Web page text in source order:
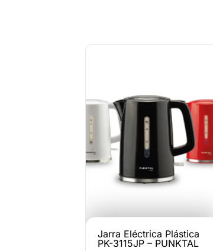
Jarra Eléctrica Plástica
PK-3115JP – PUNKTAL